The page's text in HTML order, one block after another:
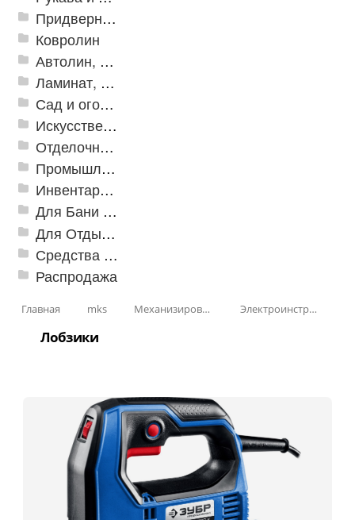
Придверные решетки
Ковролин
Автолин, Транслин, Линолеум
Ламинат, Кварцвиниловая плитка SPC
Сад и огород
Искусственная трава
Отделочные профили
Промышленный текстиль
Инвентарь для клининга
Для Бани и Сауны
Для Отдыха и Пикника
Средства от насекомых и садовых вредителей
Распродажа
Главная mks Механизированные инструменты Электроинструменты
Лобзики